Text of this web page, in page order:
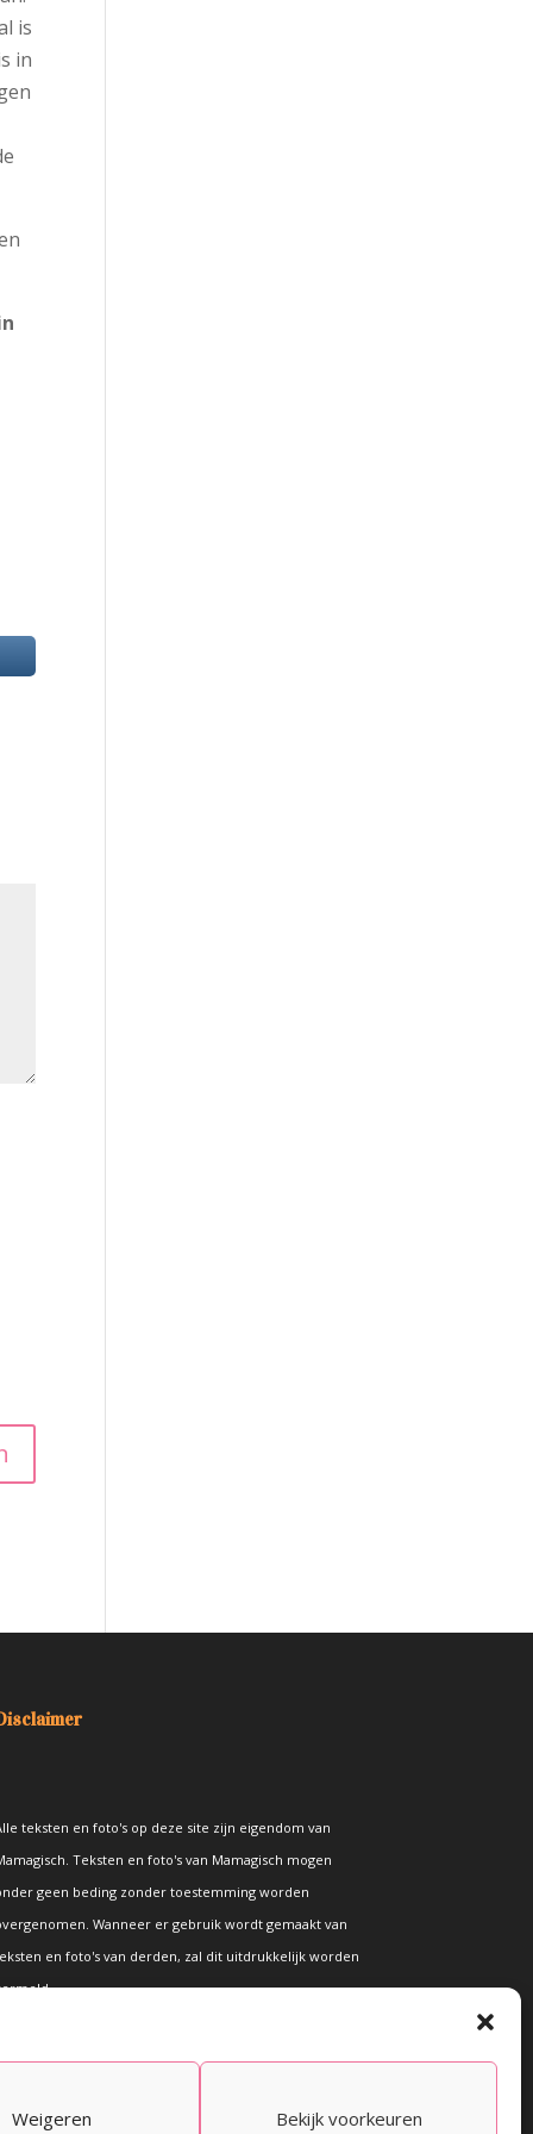
Weigeren Bekijk voorkeuren
is
in
teksten en foto's op deze site zijn eigendom van
Teksten en foto's van Mamagisch mogen
geen beding zonder toestemming worden
Wanneer er gebruik wordt gemaakt van
en foto's van derden, zal dit uitdrukkelijk worden